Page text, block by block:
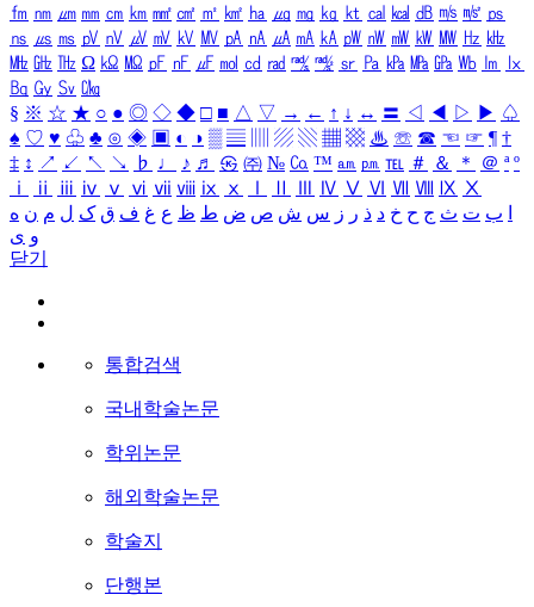
㎙ ㎚ ㎛ ㎜ ㎝ ㎞ ㎟ ㎠ ㎡ ㎢ ㏊ ㎍ ㎎ ㎏ ㏏ ㎈ ㎉ ㏈ ㎧ ㎨ ㎰
㎱ ㎲ ㎳ ㎴ ㎵ ㎶ ㎷ ㎸ ㎹ ㎀ ㎁ ㎂ ㎃ ㎄ ㎺ ㎻ ㎽ ㎾ ㎿ ㎐ ㎑
㎒ ㎓ ㎔ Ω ㏀ ㏁ ㎊ ㎋ ㎌ ㏖ ㏅ ㎭ ㎮ ㎯ ㏛ ㎩ ㎪ ㎫ ㎬ ㏝ ㏐
㏓
㏃ ㏉ ㏜ ㏆
§ ※ ☆ ★ ○ ● ◎ ◇ ◆ □ ■ △ ▽ → ← ↑ ↓ ↔ 〓 ◁ ◀ ▷ ▶ ♤
♠ ♡ ♥ ♧ ♣ ⊙ ◈ ▣ ◐ ◑ ▒ ▤ ▨ ▧ ▦ ▩ ♨ ☏ ☎ ☜ ☞ ¶ †
‡ ↕ ↗ ↙ ↖ ↘ ♭ ♩ ♪ ♬ ㉿ ㈜ № ㏇ ™ ㏂ ㏘ ℡ ＃ ＆ ＊ ＠ ª º
ⅰ
ⅱ ⅲ ⅳ ⅴ ⅵ ⅶ ⅷ ⅸ ⅹ Ⅳ Ⅴ Ⅵ Ⅶ Ⅷ Ⅸ Ⅹ
ب ت ث ج ح خ د ذ ر ز س ش ص ض ط ظ ع غ ف ق ک ل م ن ه
و ی
닫기
통합검색
국내학술논문
학위논문
해외학술논문
학술지
단행본